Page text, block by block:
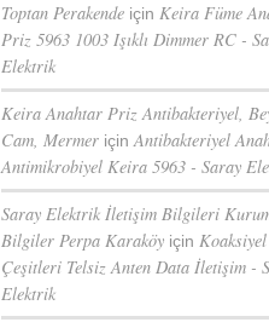
Toptan Perakende için Keira Füme
Priz 5963 1003 Işıklı Dimmer RC -
Elektrik
Keira Anahtar Priz Antibakteriyel,
Cam, Mermer içinAntibakteriyel
Antimikrobiyel Keira 5963 - Saray
Saray Elektrik İletişim Bilgileri
Bilgiler Perpa Karaköy için
Çeşitleri Telsiz Anten Data İletişim -
Elektrik